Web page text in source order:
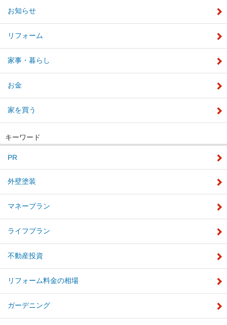
お知らせ
リフォーム
家事・暮らし
お金
家を買う
キーワード
PR
外壁塗装
マネープラン
ライフプラン
不動産投資
リフォーム料金の相場
ガーデニング